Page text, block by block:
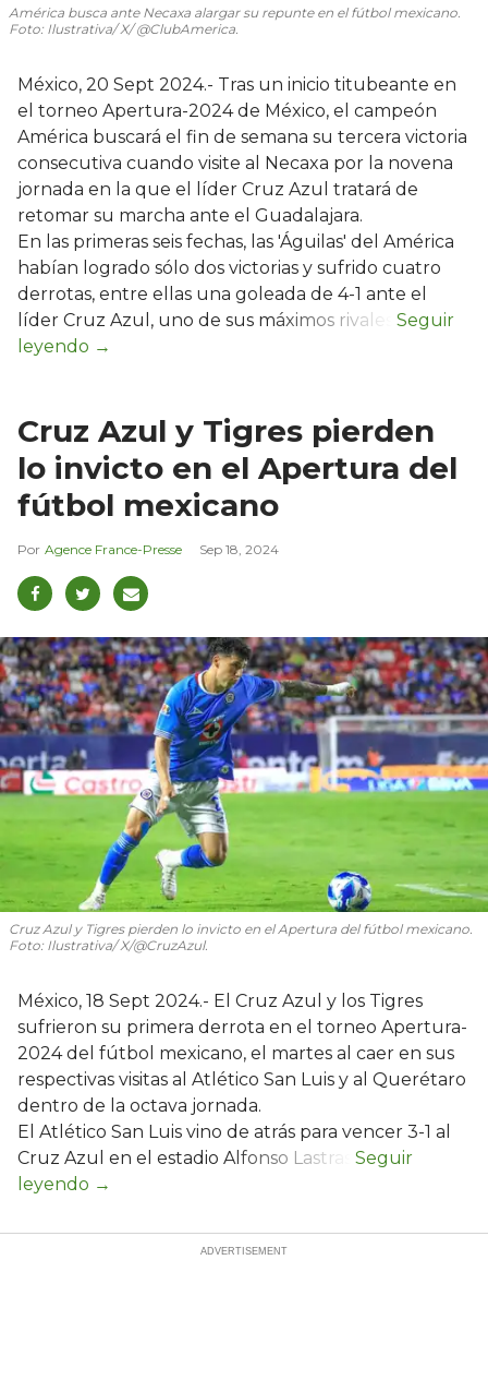
América busca ante Necaxa alargar su repunte en el fútbol mexicano.
Foto: Ilustrativa/ X/ @ClubAmerica.
México, 20 Sept 2024.- Tras un inicio titubeante en
el torneo Apertura-2024 de México, el campeón
América buscará el fin de semana su tercera victoria
consecutiva cuando visite al Necaxa por la novena
jornada en la que el líder Cruz Azul tratará de
retomar su marcha ante el Guadalajara.
En las primeras seis fechas, las 'Águilas' del América
habían logrado sólo dos victorias y sufrido cuatro
derrotas, entre ellas una goleada de 4-1 ante el
líder Cruz Azul, uno de sus máximos rivales.
Cruz Azul y Tigres pierden
lo invicto en el Apertura del
fútbol mexicano
Agence France-Presse Sep 18, 2024
Cruz Azul y Tigres pierden lo invicto en el Apertura del fútbol mexicano.
Foto: Ilustrativa/ X/@CruzAzul.
México, 18 Sept 2024.- El Cruz Azul y los Tigres
sufrieron su primera derrota en el torneo Apertura-
2024 del fútbol mexicano, el martes al caer en sus
respectivas visitas al Atlético San Luis y al Querétaro
dentro de la octava jornada.
El Atlético San Luis vino de atrás para vencer 3-1 al
Cruz Azul en el estadio Alfonso Lastras.